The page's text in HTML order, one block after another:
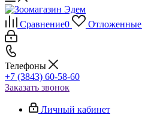
Сравнение0 Отложенные
Телефоны
+7 (3843) 60-58-60
Заказать звонок
Личный кабинет